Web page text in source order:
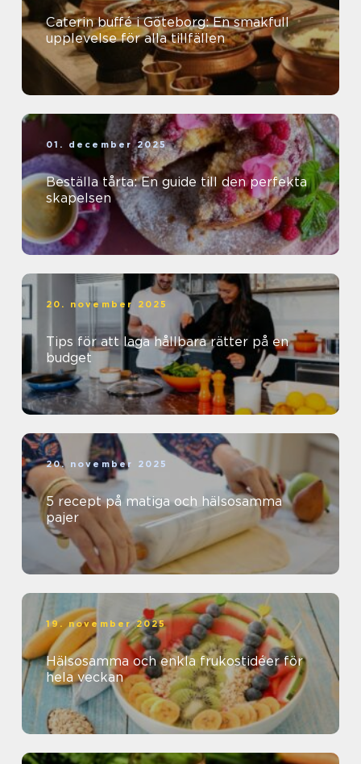
Caterin buffé i Göteborg: En smakfull
upplevelse för alla tillfällen
01. december 2025
Beställa tårta: En guide till den perfekta
skapelsen
20. november 2025
Tips för att laga hållbara rätter på en
budget
20. november 2025
5 recept på matiga och hälsosamma
pajer
19. november 2025
Hälsosamma och enkla frukostidéer för
hela veckan